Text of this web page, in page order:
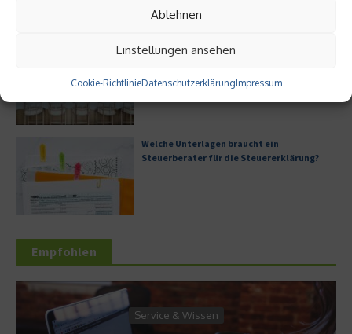
Ablehnen
Einstellungen ansehen
Cookie-RichtlinieDatenschutzerklärungImpressum
Digitale Transformation in kleinen
Welche Unterlagen braucht ein
Steuerberater für die Steuererklärung?
Empfohlen
Service & Wissen